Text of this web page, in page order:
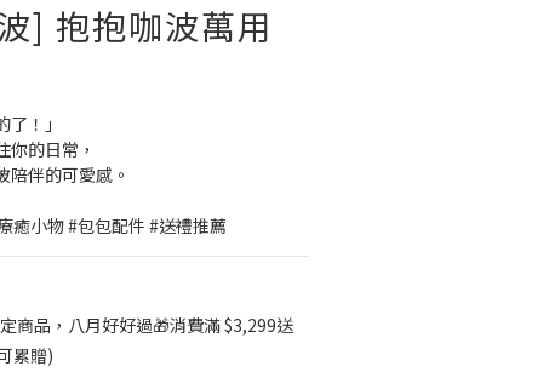
] 抱抱咖波萬用
！」
你的日常，
陪伴的可愛感。
癒小物 #包包配件 #送禮推薦
商品，八月好好過🎁消費滿 $3,299送
累贈)